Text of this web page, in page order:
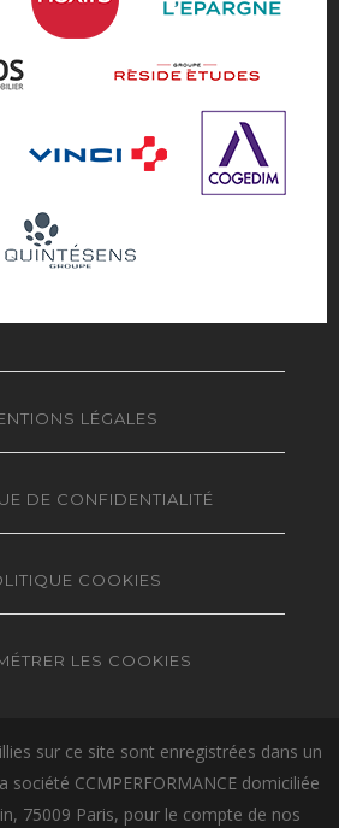
LÉGALES
DE CONFIDENTIALITÉ
COOKIES
LES COOKIES
sur ce site sont enregistrées dans un
CCMPERFORMANCE domiciliée
75009 Paris, pour le compte de nos